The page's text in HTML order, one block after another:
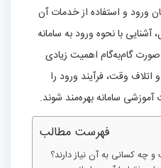
و استفاده از خدمات آن
با نحوه ورود به سامانه
گام‌به‌گام اهمیت زیادی
وقت، فرآیند ورود را
سامانه بهره‌مند شوند.
فهرست مطالب
به آن نیاز دارند؟